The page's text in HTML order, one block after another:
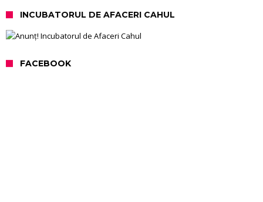
INCUBATORUL DE AFACERI CAHUL
FACEBOOK